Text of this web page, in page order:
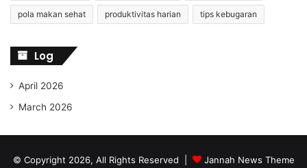
pola makan sehat produktivitas harian tips kebugaran
Log
April 2026
March 2026
© Copyright 2026, All Rights Reserved | Jannah News Theme